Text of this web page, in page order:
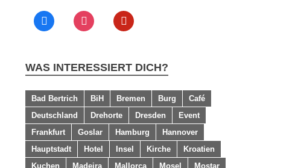
WAS INTERESSIERT DICH?
Bad Bertrich BiH Bremen Burg
Café
Deutschland
Drehorte Dresden
Event
Frankfurt
Goslar Hamburg
Hannover
Hauptstadt
Hotel Insel Kirche
Kroatien
Kuchen
Madeira Mallorca Mosel
Mostar